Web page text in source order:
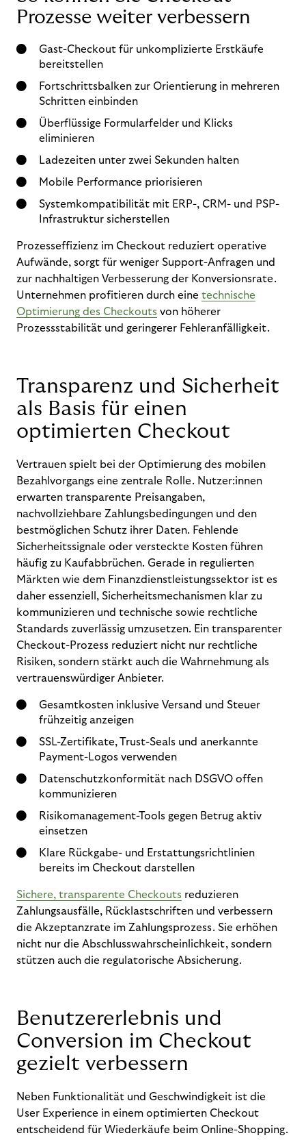
Prozesse weiter verbessern
Gast-Checkout für unkomplizierte Erstkäufe
bereitstellen
Fortschrittsbalken zur Orientierung in mehreren
Schritten einbinden
Überflüssige Formularfelder und Klicks
eliminieren
Ladezeiten unter zwei Sekunden halten
Mobile Performance priorisieren
Systemkompatibilität mit ERP-, CRM- und PSP-
Infrastruktur sicherstellen
Prozesseffizienz im Checkout reduziert operative
Aufwände, sorgt für weniger Support-Anfragen und
zur nachhaltigen Verbesserung der Konversionsrate.
Unternehmen profitieren durch eine technische
Optimierung des Checkouts von höherer
Prozessstabilität und geringerer Fehleranfälligkeit.
Transparenz und Sicherheit
als Basis für einen
optimierten Checkout
Vertrauen spielt bei der Optimierung des mobilen
Bezahlvorgangs eine zentrale Rolle. Nutzer:innen
erwarten transparente Preisangaben,
nachvollziehbare Zahlungsbedingungen und den
bestmöglichen Schutz ihrer Daten. Fehlende
Sicherheitssignale oder versteckte Kosten führen
häufig zu Kaufabbrüchen. Gerade in regulierten
Märkten wie dem Finanzdienstleistungssektor ist es
daher essenziell, Sicherheitsmechanismen klar zu
kommunizieren und technische sowie rechtliche
Standards zuverlässig umzusetzen. Ein transparenter
Checkout-Prozess reduziert nicht nur rechtliche
Risiken, sondern stärkt auch die Wahrnehmung als
vertrauenswürdiger Anbieter.
Gesamtkosten inklusive Versand und Steuer
frühzeitig anzeigen
SSL-Zertifikate, Trust-Seals und anerkannte
Payment-Logos verwenden
Datenschutzkonformität nach DSGVO offen
kommunizieren
Risikomanagement-Tools gegen Betrug aktiv
einsetzen
Klare Rückgabe- und Erstattungsrichtlinien
bereits im Checkout darstellen
Sichere, transparente Checkouts reduzieren
Zahlungsausfälle, Rücklastschriften und verbessern
die Akzeptanzrate im Zahlungsprozess. Sie erhöhen
nicht nur die Abschlusswahrscheinlichkeit, sondern
stützen auch die regulatorische Absicherung.
Benutzererlebnis und
Conversion im Checkout
gezielt verbessern
Neben Funktionalität und Geschwindigkeit ist die
User Experience in einem optimierten Checkout
entscheidend für Wiederkäufe beim Online-Shopping.